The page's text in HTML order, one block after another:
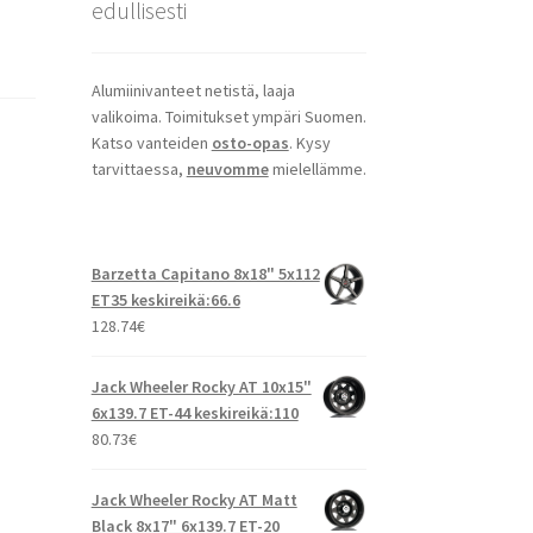
edullisesti
Alumiinivanteet netistä, laaja
valikoima. Toimitukset ympäri Suomen.
Katso vanteiden osto-opas. Kysy
tarvittaessa, neuvommemielellämme.
Barzetta Capitano 8x18" 5x112
ET35 keskireikä:66.6
128.74€
Jack Wheeler Rocky AT 10x15"
6x139.7 ET-44 keskireikä:110
80.73€
Jack Wheeler Rocky AT Matt
Black 8x17" 6x139.7 ET-20